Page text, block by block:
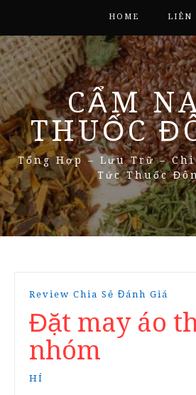
HOME LIÊN
CẨM
THUỐC
Tổng Hợp – Lưu Trữ –
Tức Thuốc
Review Chia Sẻ Đánh Giá
Đặt may áo
nhóm
HÍ